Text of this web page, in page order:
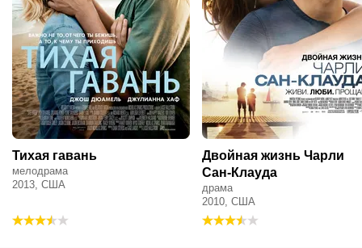
Тихая гавань
мелодрама
2013, США
Двойная жизнь Чарли
Сан-Клауда
драма
2010, США